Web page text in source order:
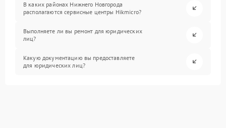
В каких районах Нижнего Новгорода
располагаются сервисные центры Hikmicro?
Выполняете ли вы ремонт для юридических
лиц?
Какую документацию вы предоставляете
для юридических лиц?